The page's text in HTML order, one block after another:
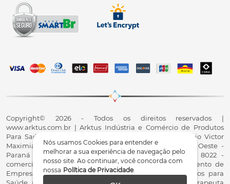
Nós usamos Cookies para entender e
melhorar a sua experiência de navegação pelo
nosso site. Ao continuar, você concorda com
nossa Política de Privacidade.
Copyright© 2026 - Todos os direitos reservados |
www.arktus.com.br | Arktus Indústria e Comércio de Produtos
Para Saúde Ltda | CNPJ: 01.417.367/0001-78 | R. Antônio Victor
Maximiano, 107, Parque Industrial II, Santa Tereza do Oeste -
Paraná - CEP 85825-900 - Fale conosco: 0800 200 8022 -
comercial@arktus.com.br | Autorização de Funcionamento de
Empresa - AFE/ANVISA - Para Fabricação de Produtos para